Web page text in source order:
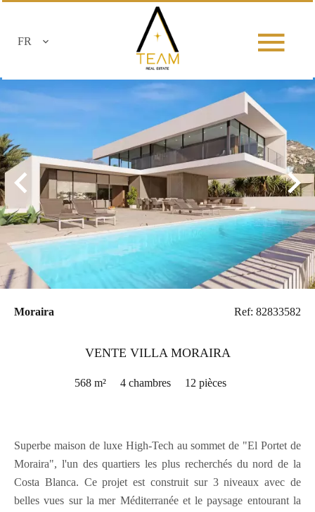
FR
Moraira Ref: 82833582
VENTE VILLA MORAIRA
568 m² 4 chambres 12 pièces
Superbe maison de luxe High-Tech au sommet de "El Portet de
Moraira", l'un des quartiers les plus recherchés du nord de la
Costa Blanca. Ce projet est construit sur 3 niveaux avec de
belles vues sur la mer Méditerranée et le paysage entourant la